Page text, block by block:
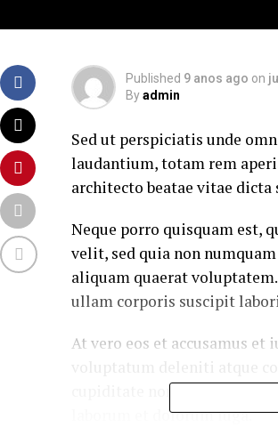
Published 9 anos ago on
Byadmin
Sed ut perspiciatis unde
laudantium, totam rem
architecto beatae vitae dicta
Neque porro quisquam est,
velit, sed quia non
aliquam quaerat
ullam corporis suscipit
At vero eos et accusamus
cupiditate non provident,
laborum et dolorum fuga.